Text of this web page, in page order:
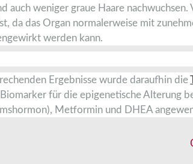
auch weniger graue Haare
da das Organ normalerweise mit
werden kann.
Ergebnisse wurde daraufhin die
für die epigenetische Alterung
Metformin und DHEA